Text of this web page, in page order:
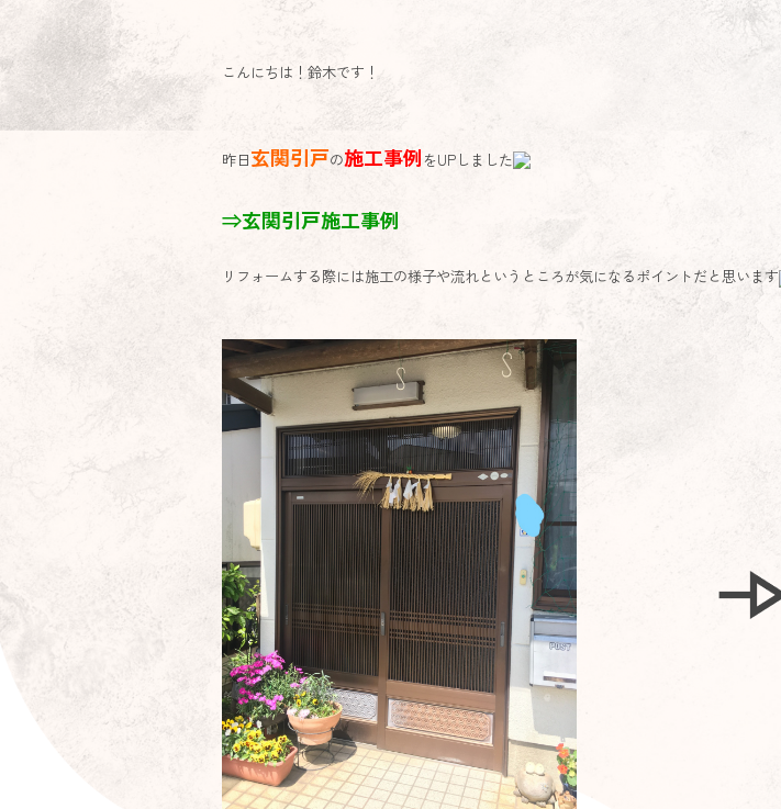
こんにちは！鈴木です！
昨日玄関引戸の施工事例をUPしました
⇒玄関引戸施工事例
リフォームする際には施工の様子や流れというところが気になるポイントだと思います